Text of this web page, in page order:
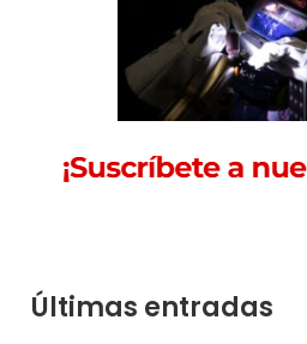
Últimas entradas